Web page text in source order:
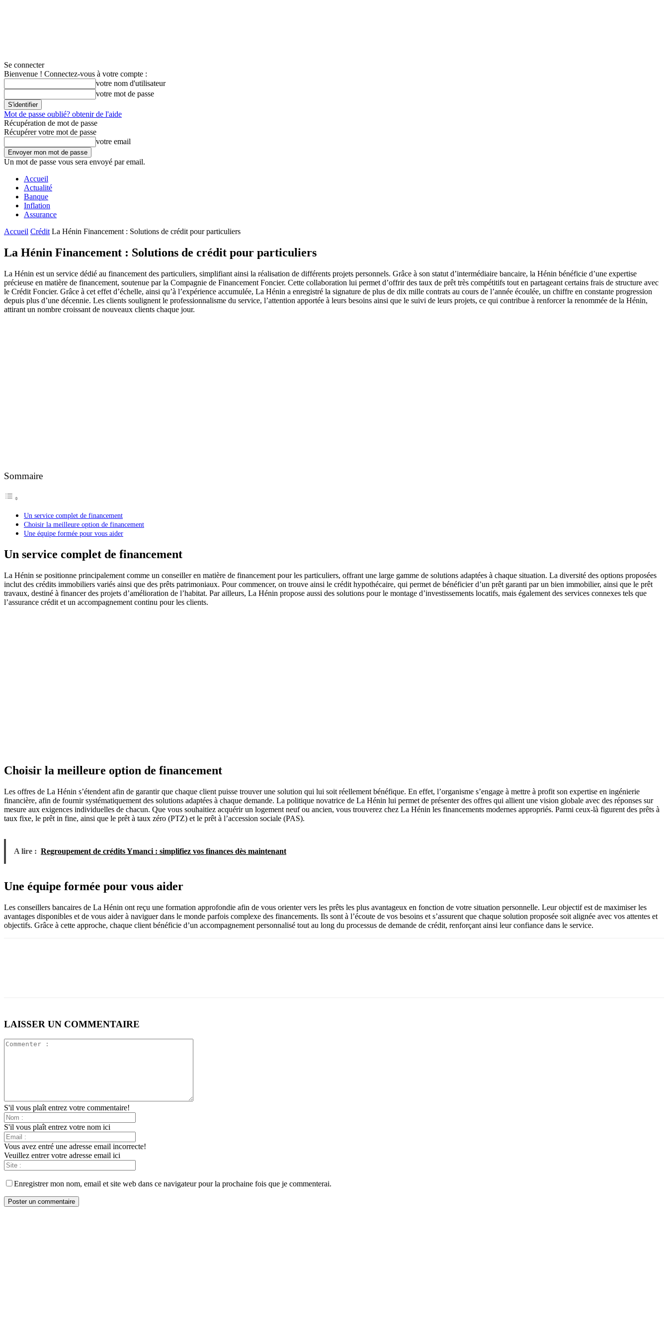
Se connecter
Bienvenue ! Connectez-vous à votre compte :
votre nom d'utilisateur
votre mot de passe
Mot de passe oublié? obtenir de l'aide
Récupération de mot de passe
Récupérer votre mot de passe
votre email
Un mot de passe vous sera envoyé par email.
Accueil
Actualité
Banque
Inflation
Assurance
Accueil Crédit La Hénin Financement : Solutions de crédit pour particuliers
La Hénin Financement : Solutions de crédit pour particuliers
La Hénin est un service dédié au financement des particuliers, simplifiant ainsi la réalisation de différents projets personnels. Grâce à son statut d’intermédiaire bancaire, la Hénin bénéficie d’une expertise
précieuse en matière de financement, soutenue par la Compagnie de Financement Foncier. Cette collaboration lui permet d’offrir des taux de prêt très compétitifs tout en partageant certains frais de structure avec
le Crédit Foncier. Grâce à cet effet d’échelle, ainsi qu’à l’expérience accumulée, La Hénin a enregistré la signature de plus de dix mille contrats au cours de l’année écoulée, un chiffre en constante progression
depuis plus d’une décennie. Les clients soulignent le professionnalisme du service, l’attention apportée à leurs besoins ainsi que le suivi de leurs projets, ce qui contribue à renforcer la renommée de la Hénin,
attirant un nombre croissant de nouveaux clients chaque jour.
Sommaire
Un service complet de financement
Choisir la meilleure option de financement
Une équipe formée pour vous aider
Un service complet de financement
La Hénin se positionne principalement comme un conseiller en matière de financement pour les particuliers, offrant une large gamme de solutions adaptées à chaque situation. La diversité des options proposées
inclut des crédits immobiliers variés ainsi que des prêts patrimoniaux. Pour commencer, on trouve ainsi le crédit hypothécaire, qui permet de bénéficier d’un prêt garanti par un bien immobilier, ainsi que le prêt
travaux, destiné à financer des projets d’amélioration de l’habitat. Par ailleurs, La Hénin propose aussi des solutions pour le montage d’investissements locatifs, mais également des services connexes tels que
l’assurance crédit et un accompagnement continu pour les clients.
Choisir la meilleure option de financement
Les offres de La Hénin s’étendent afin de garantir que chaque client puisse trouver une solution qui lui soit réellement bénéfique. En effet, l’organisme s’engage à mettre à profit son expertise en ingénierie
financière, afin de fournir systématiquement des solutions adaptées à chaque demande. La politique novatrice de La Hénin lui permet de présenter des offres qui allient une vision globale avec des réponses sur
mesure aux exigences individuelles de chacun. Que vous souhaitiez acquérir un logement neuf ou ancien, vous trouverez chez La Hénin les financements modernes appropriés. Parmi ceux-là figurent des prêts à
taux fixe, le prêt in fine, ainsi que le prêt à taux zéro (PTZ) et le prêt à l’accession sociale (PAS).
A lire : Regroupement de crédits Ymanci : simplifiez vos finances dès maintenant
Une équipe formée pour vous aider
Les conseillers bancaires de La Hénin ont reçu une formation approfondie afin de vous orienter vers les prêts les plus avantageux en fonction de votre situation personnelle. Leur objectif est de maximiser les
avantages disponibles et de vous aider à naviguer dans le monde parfois complexe des financements. Ils sont à l’écoute de vos besoins et s’assurent que chaque solution proposée soit alignée avec vos attentes et
objectifs. Grâce à cette approche, chaque client bénéficie d’un accompagnement personnalisé tout au long du processus de demande de crédit, renforçant ainsi leur confiance dans le service.
LAISSER UN COMMENTAIRE
S'il vous plaît entrez votre commentaire!
S'il vous plaît entrez votre nom ici
Vous avez entré une adresse email incorrecte!
Veuillez entrer votre adresse email ici
Enregistrer mon nom, email et site web dans ce navigateur pour la prochaine fois que je commenterai.